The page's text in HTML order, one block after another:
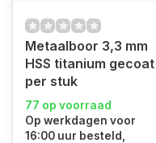
Metaalboor 3,3 mm
HSS titanium gecoat
per stuk
77 op voorraad
Op werkdagen voor
16:00 uur besteld,